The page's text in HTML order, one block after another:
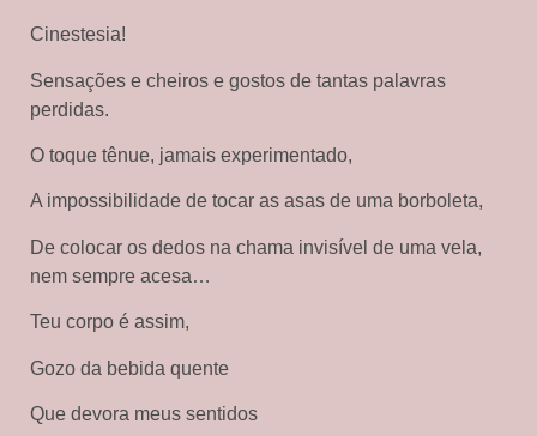
Cinestesia!
Sensações e cheiros e gostos de tantas palavras
perdidas.
O toque tênue, jamais experimentado,
A impossibilidade de tocar as asas de uma borboleta,
De colocar os dedos na chama invisível de uma vela,
nem sempre acesa…
Teu corpo é assim,
Gozo da bebida quente
Que devora meus sentidos